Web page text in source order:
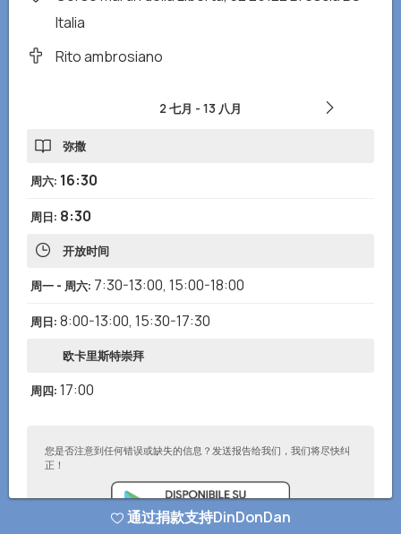
Italia
Rito ambrosiano
2 七月 - 13 八月
弥撒
周六: 16:30
周日: 8:30
开放时间
周一 - 周六: 7:30-13:00, 15:00-18:00
周日: 8:00-13:00, 15:30-17:30
欧卡里斯特崇拜
周四: 17:00
您是否注意到任何错误或缺失的信息？发送报告给我们，我们将尽快纠
正！
通过捐款支持DinDonDan